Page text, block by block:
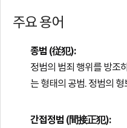
주요 용어
종범 (従犯):
정범의 범죄 행위를 방조
는 형태의 공범. 정범의
간접정범 (間接正犯):